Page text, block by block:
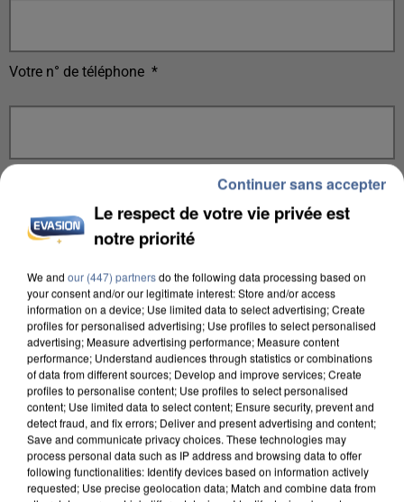
Votre n° de téléphone *
Taille maximum : 500 caractères
Votre CV
L'upload de fichier est limité à 2Mo pour les images et PDF et 5Mo pour les
audios.
Votre lettre de motivation
Le respect de votre vie privée est
notre priorité
We and our (447) partnersdo the following data processing based on
your consent and/or our legitimate interest: Store and/or access
information on a device; Use limited data to select advertising; Create
profiles for personalised advertising; Use profiles to select personalised
advertising; Measure advertising performance; Measure content
performance; Understand audiences through statistics or combinations
of data from different sources; Develop and improve services; Create
profiles to personalise content; Use profiles to select personalised
content; Use limited data to select content; Ensure security, prevent and
detect fraud, and fix errors; Deliver and present advertising and content;
Save and communicate privacy choices. These technologies may
process personal data such as IP address and browsing data to offer
following functionalities: Identify devices based on information actively
requested; Use precise geolocation data; Match and combine data from
Continuer sans accepter